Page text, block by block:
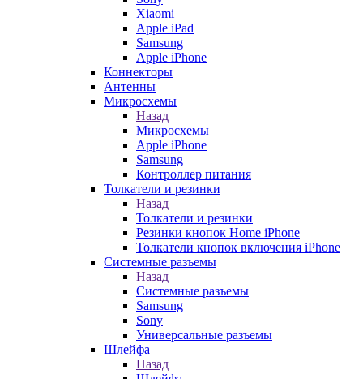
Xiaomi
Apple iPad
Samsung
Apple iPhone
Коннекторы
Антенны
Микросхемы
Назад
Микросхемы
Apple iPhone
Samsung
Контроллер питания
Толкатели и резинки
Назад
Толкатели и резинки
Резинки кнопок Home iPhone
Толкатели кнопок включения iPhone
Системные разъемы
Назад
Системные разъемы
Samsung
Sony
Универсальные разъемы
Шлейфа
Назад